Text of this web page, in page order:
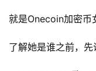
就是Onecoin加密币
了解她是谁之前，先